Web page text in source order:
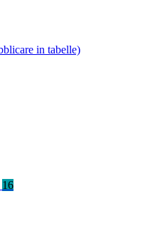
in tabelle)
16